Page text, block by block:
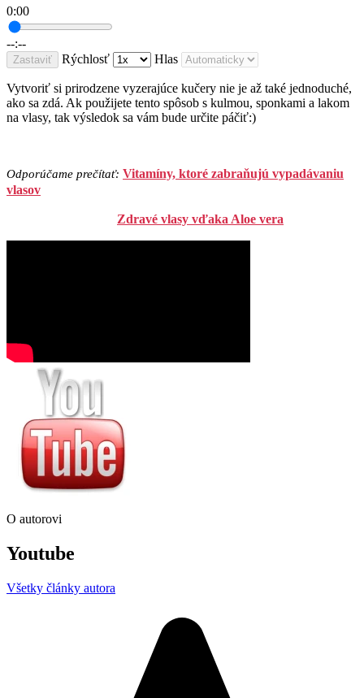
0:00
--:--
Zastaviť Rýchlosť Hlas
Vytvoriť si prirodzene vyzerajúce kučery nie je až také jednoduché,
ako sa zdá. Ak použijete tento spôsob s kulmou, sponkami a lakom
na vlasy, tak výsledok sa vám bude určite páčiť:)
Odporúčame prečítať: Vitamíny, ktoré zabraňujú vypadávaniu
vlasov
Zdravé vlasy vďaka Aloe vera
O autorovi
Youtube
Všetky články autora